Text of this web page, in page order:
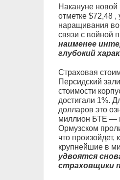
Накануне
отметке $72,48
наращивания
связи с войной
наименее
глубокий
Страховая
Персидский
стоимости
достигали 1%.
долларов это
миллион БТЕ —
Ормузском
что произойдет,
крупнейшие в
удвоятся
страховщики